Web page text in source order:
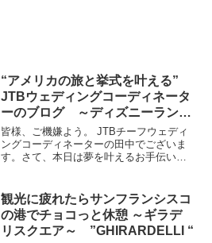
“アメリカの旅と挙式を叶える”
JTBウェディングコーディネータ
ーのブログ ～ディズニーランド
パーク・ディズニーフェアリーテ
ールウェディング～②
皆様、ご機嫌よう。 JTBチーフウェディ
ングコーディネーターの田中でございま
す。さて、本日は夢を叶えるお手伝い田
の次は、キャラクターを独占しての“プチ
セレブレーション...
観光に疲れたらサンフランシスコ
の港でチョコっと休憩 ～ギラデ
リスクエア～ ”GHIRARDELLI “